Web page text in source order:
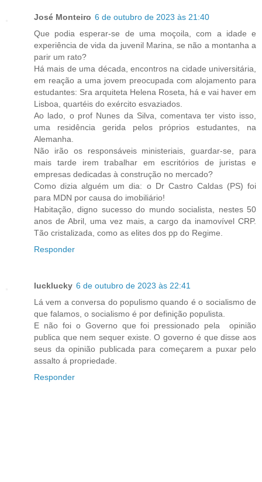
José Monteiro 6 de outubro de 2023 às 21:40
Que podia esperar-se de uma moçoila, com a idade e
experiência de vida da juvenil Marina, se não a montanha a
parir um rato?
Há mais de uma década, encontros na cidade universitária,
em reação a uma jovem preocupada com alojamento para
estudantes: Sra arquiteta Helena Roseta, há e vai haver em
Lisboa, quartéis do exército esvaziados.
Ao lado, o prof Nunes da Silva, comentava ter visto isso,
uma residência gerida pelos próprios estudantes, na
Alemanha.
Não irão os responsáveis ministeriais, guardar-se, para
mais tarde irem trabalhar em escritórios de juristas e
empresas dedicadas à construção no mercado?
Como dizia alguém um dia: o Dr Castro Caldas (PS) foi
para MDN por causa do imobiliário!
Habitação, digno sucesso do mundo socialista, nestes 50
anos de Abril, uma vez mais, a cargo da inamovível CRP.
Tão cristalizada, como as elites dos pp do Regime.
Responder
lucklucky 6 de outubro de 2023 às 22:41
Lá vem a conversa do populismo quando é o socialismo de
que falamos, o socialismo é por definição populista.
E não foi o Governo que foi pressionado pela opinião
publica que nem sequer existe. O governo é que disse aos
seus da opinião publicada para começarem a puxar pelo
assalto á propriedade.
Responder